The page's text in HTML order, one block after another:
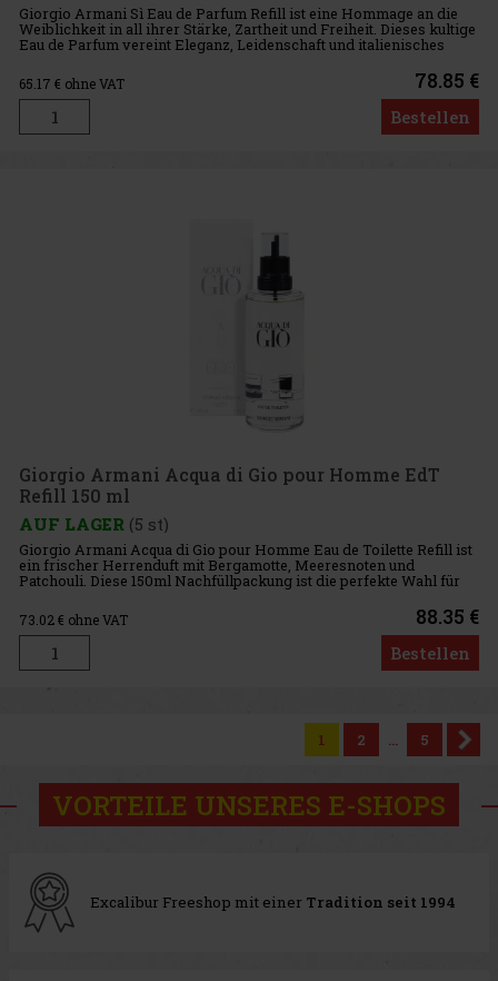
Giorgio Armani Sì Eau de Parfum Refill ist eine Hommage an die
Weiblichkeit in all ihrer Stärke, Zartheit und Freiheit. Dieses kultige
Eau de Parfum vereint Eleganz, Leidenschaft und italienisches
Stilbewusstsein. Das Eau de Parfum ist jetzt als 100
65.17 € ohne VAT 78.85 €
Bestellen
Giorgio Armani Acqua di Gio pour Homme EdT
Refill 150 ml
AUF LAGER (5 st)
Giorgio Armani Acqua di Gio pour Homme Eau de Toilette Refill ist
ein frischer Herrenduft mit Bergamotte, Meeresnoten und
Patchouli. Diese 150ml Nachfüllpackung ist die perfekte Wahl für
Männer, die jeden Tag einen Duft tragen möchten und dabei an di
73.02€ ohne VAT 88.35 €
Bestellen
1 2 ... 5
VORTEILE UNSERES E-SHOPS
Excalibur Freeshop mit einer Tradition seit 1994